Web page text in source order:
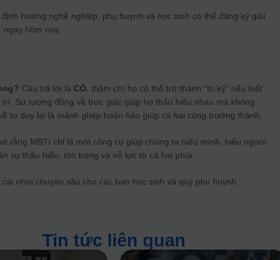
hướng nghề nghiệp, phụ huynh và học sinh có thể đăng ký giải
ngay hôm nay.
Câu trả lời là CÓ , thậm chí họ có thể trở thành “tri kỷ” nếu biết
Sự tương đồng về trực giác giúp họ thấu hiểu nhau mà không
tư duy lại là mảnh ghép hoàn hảo giúp cả hai cùng trưởng thành.
rằng MBTI chỉ là một công cụ giúp chúng ta hiểu mình, hiểu người.
sự thấu hiểu, tôn trọng và nỗ lực từ cả hai phía.
nhìn chuyên sâu cho các bạn học sinh và quý phụ huynh.
Tin tức liên quan